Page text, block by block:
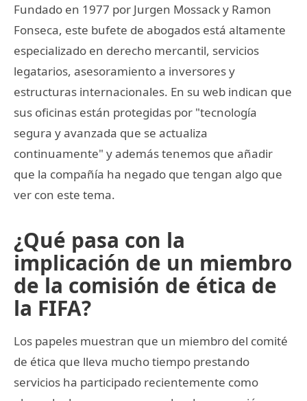
Fundado en 1977 por Jurgen Mossack y Ramon
Fonseca, este bufete de abogados está altamente
especializado en derecho mercantil, servicios
legatarios, asesoramiento a inversores y
estructuras internacionales. En su web indican que
sus oficinas están protegidas por "tecnología
segura y avanzada que se actualiza
continuamente" y además tenemos que añadir
que la compañía ha negado que tengan algo que
ver con este tema.
¿Qué pasa con la
implicación de un miembro
de la comisión de ética de
la FIFA?
Los papeles muestran que un miembro del comité
de ética que lleva mucho tiempo prestando
servicios ha participado recientemente como